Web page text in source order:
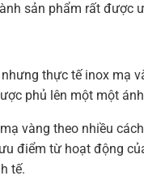
sản phẩm rất được
thực tế inox mạ
phủ lên một một
vàng theo nhiều
điểm từ hoạt động
tế.